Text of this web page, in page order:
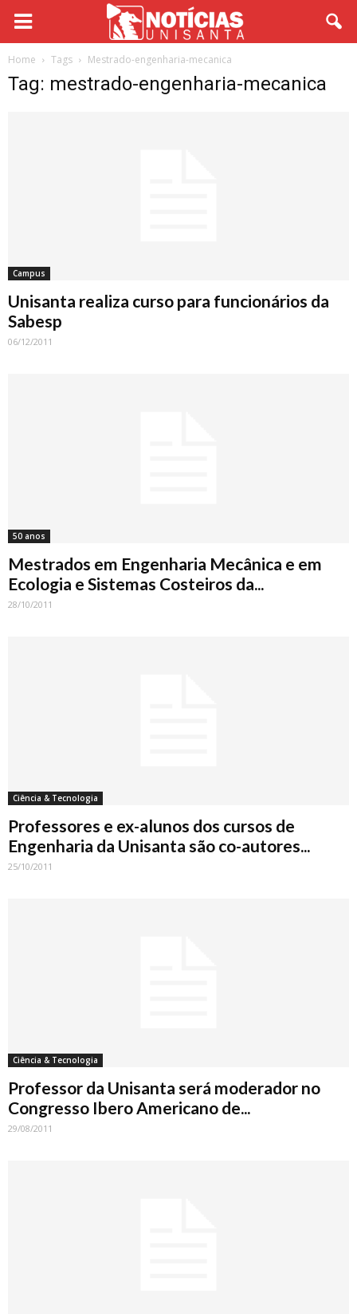
Home Tags Mestrado-engenharia-mecanica
Tag: mestrado-engenharia-mecanica
Campus
Unisanta realiza curso para funcionários da
Sabesp
06/12/2011
50 anos
Mestrados em Engenharia Mecânica e em
Ecologia e Sistemas Costeiros da...
28/10/2011
Ciência & Tecnologia
Professores e ex-alunos dos cursos de
Engenharia da Unisanta são co-autores...
25/10/2011
Ciência & Tecnologia
Professor da Unisanta será moderador no
Congresso Ibero Americano de...
29/08/2011